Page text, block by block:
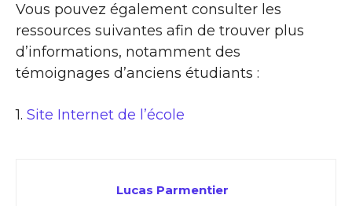
Vous pouvez également consulter les
ressources suivantes afin de trouver plus
d’informations, notamment des
témoignages d’anciens étudiants :
1. Site Internet de l’école
Lucas Parmentier